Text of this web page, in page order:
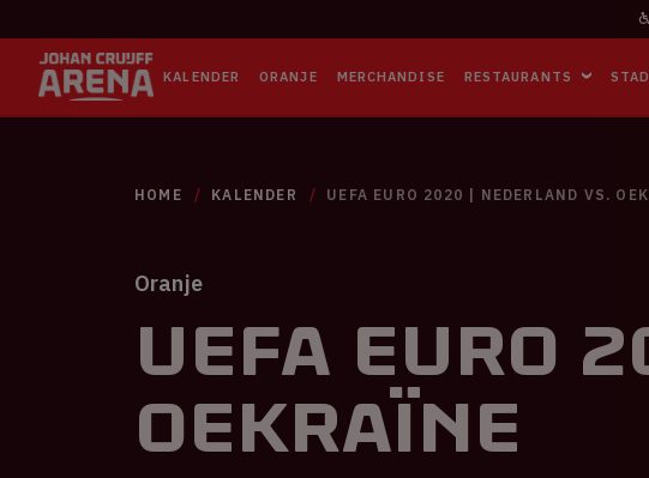
KALENDER ORANJE MERCHANDISE RESTAURANTS
HOME KALENDER UEFA EURO 2020 | NEDERLAND VS.
Oranje
UEFA
Oekraïne